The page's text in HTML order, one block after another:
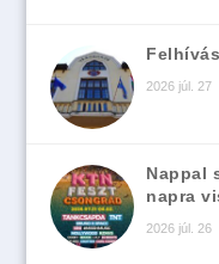
2026 júl. 27
Nappal
napra
2026 júl. 26